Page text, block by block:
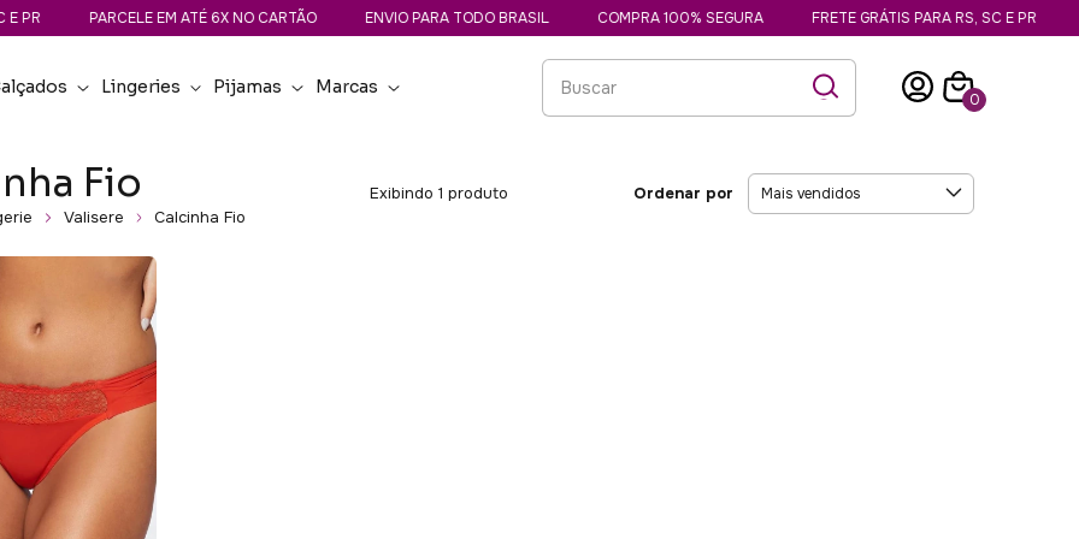
PR PARCELE EM ATÉ 6X NO CARTÃO ENVIO PARA TODO BRASIL COMPRA 100% SEGURA FRETE GRÁTIS PARA RS, SC E PR
Lingeries Pijamas Marcas
0
Fio
Valisere Calcinha Fio
Exibindo 1 produto Ordenar por